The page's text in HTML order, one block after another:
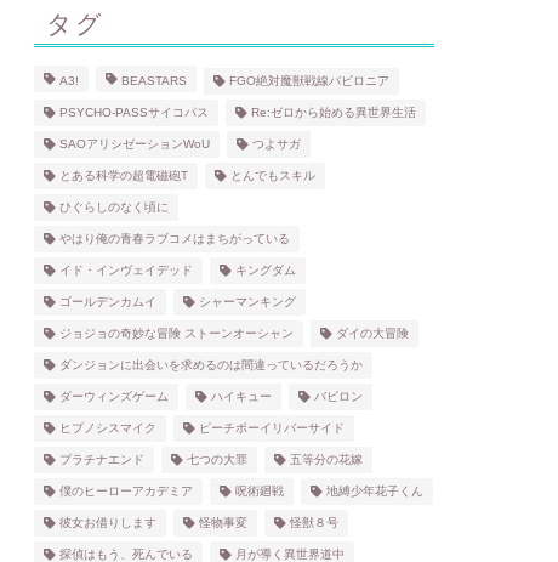
タグ
A3! BEASTARS FGO絶対魔獣戦線バビロニア
PSYCHO-PASSサイコパス Re:ゼロから始める異世界生活
SAOアリシゼーションWoU つよサガ
とある科学の超電磁砲T とんでもスキル
ひぐらしのなく頃に
やはり俺の青春ラブコメはまちがっている
イド・インヴェイデッド キングダム
ゴールデンカムイ シャーマンキング
ジョジョの奇妙な冒険 ストーンオーシャン ダイの大冒険
ダンジョンに出会いを求めるのは間違っているだろうか
ダーウィンズゲーム ハイキュー バビロン
ヒプノシスマイク ピーチボーイリバーサイド
プラチナエンド 七つの大罪 五等分の花嫁
僕のヒーローアカデミア 呪術廻戦 地縛少年花子くん
彼女お借りします 怪物事変 怪獣８号
探偵はもう、死んでいる 月が導く異世界道中